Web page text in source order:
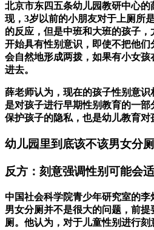
北京市东四五条幼儿园教研中心
现，3岁以前的小朋友对于上厕所
的反应，但是中班和大班的孩子
开始具有性别意识，即使不把他
会自然地形成两拨，如果有小女
进去。
薛老师认为，现在的孩子性别意
是对孩子进行早期性别教育的一
保护孩子的隐私，也是幼儿教育对
幼儿园里到底该不该男女分厕
反方：刻意强调性别可能会
中国社会科学院青少年研究室的
男女分厕并不是很大的问题，前
厕。他认为，对于儿童性别进行